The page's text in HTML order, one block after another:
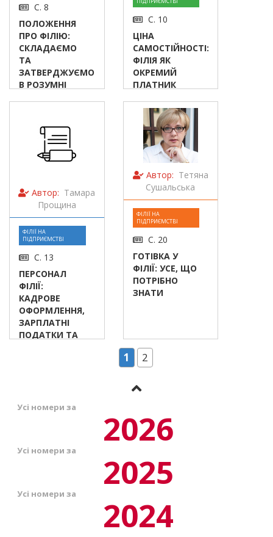
1 2
С. 8
ПОЛОЖЕННЯ
ПРО ФІЛІЮ:
СКЛАДАЄМО
ТА
ЗАТВЕРДЖУЄМО
В РОЗУМНІ
С. 10
ЦІНА
САМОСТІЙНОСТІ:
ФІЛІЯ ЯК
ОКРЕМИЙ
ПЛАТНИК
Автор: Тамара
Прощина
ФІЛІЇ НА
ПІДПРИЄМСТВІ
С. 13
ПЕРСОНАЛ
ФІЛІЇ:
КАДРОВЕ
ОФОРМЛЕННЯ,
ЗАРПЛАТНІ
ПОДАТКИ ТА
Автор: Тетяна
Сушальська
ФІЛІЇ НА
ПІДПРИЄМСТВІ
С. 20
ГОТІВКА У
ФІЛІЇ: УСЕ, ЩО
ПОТРІБНО
ЗНАТИ
Усі номери за 2026
Усі номери за 2025
Усі номери за 2024